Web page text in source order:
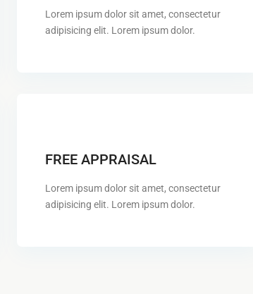
Lorem ipsum dolor sit amet, consectetur
adipisicing elit. Lorem ipsum dolor.
FREE APPRAISAL
Lorem ipsum dolor sit amet, consectetur
adipisicing elit. Lorem ipsum dolor.